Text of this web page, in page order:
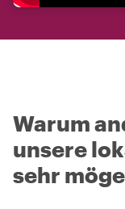
Warum
unsere
sehr